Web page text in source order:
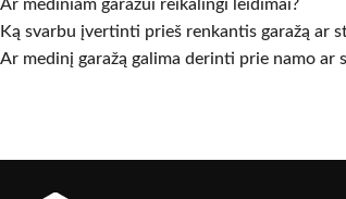
Ar mediniam garažui reikalingi leidimai?
Ką svarbu įvertinti prieš renkantis garažą ar
Ar medinį garažą galima derinti prie namo ar